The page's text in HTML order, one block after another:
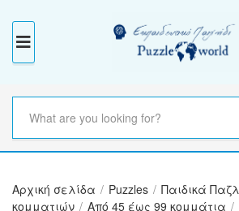
M
N
U
a
t
g
S
a
r
h
t
Αρχική σελίδα / Puzzles / Παιδικά Παζλ
κομματιών / Από 45 έως 99 κομμάτια /